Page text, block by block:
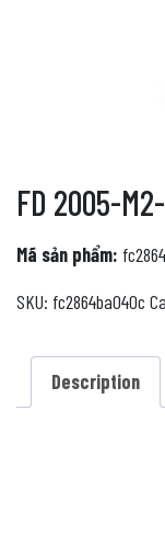
FD 2005-
Mã sản phẩm:
SKU: fc2864ba040c
Description